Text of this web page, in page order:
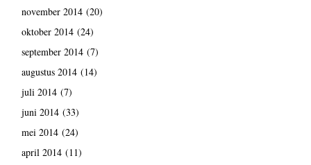
november 2014(20)
oktober 2014(24)
september 2014(7)
augustus 2014(14)
juli 2014(7)
juni 2014(33)
mei 2014(24)
april 2014(11)